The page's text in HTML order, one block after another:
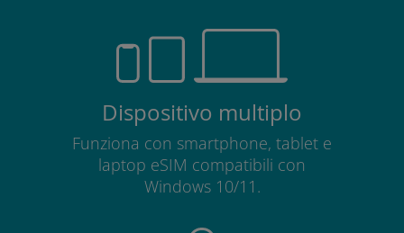
Dispositivo multiplo
Funziona con smartphone, tablet e
laptop eSIM compatibili con
Windows 10/11.